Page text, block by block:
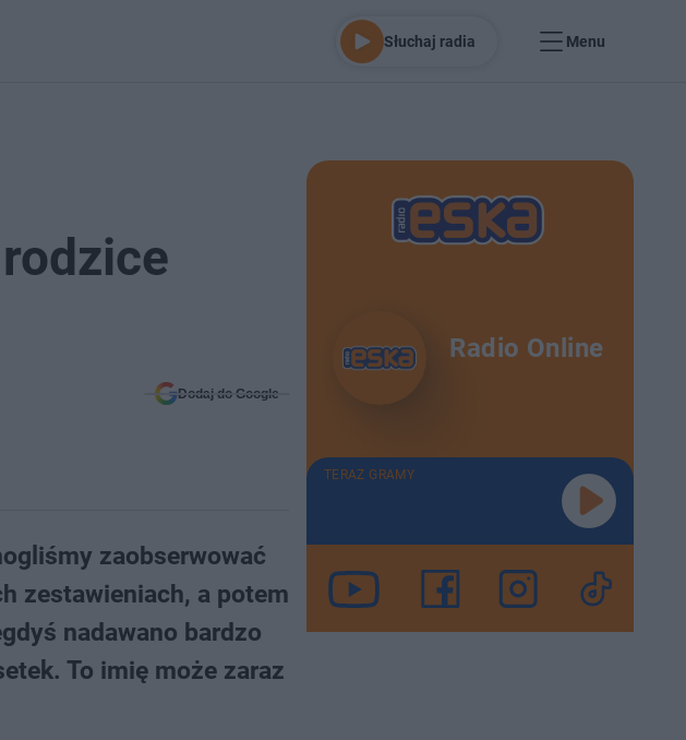
Słuchaj radia Menu
Dodaj do Google
zaobserwować
zestawieniach, a potem
nadawano bardzo
To imię może zaraz
Radio Online
TERAZ GRAMY